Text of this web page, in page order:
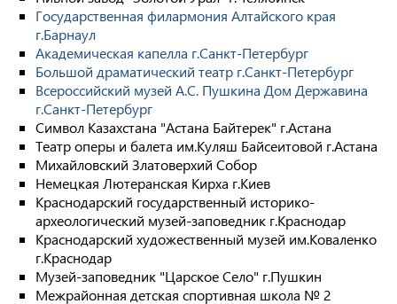
Государственная филармония Алтайского края
г.Барнаул
Академическая капелла г.Санкт-Петербург
Большой драматический театр г.Санкт-Петербург
Всероссийский музей А.С. Пушкина Дом Державина
г.Санкт-Петербург
Символ Казахстана "Астана Байтерек" г.Астана
Театр оперы и балета им.Куляш Байсеитовой г.Астана
Михайловский Златоверхий Собор
Немецкая Лютеранская Кирха г.Киев
Краснодарский государственный историко-
археологический музей-заповедник г.Краснодар
Краснодарский художественный музей им.Коваленко
г.Краснодар
Музей-заповедник "Царское Село" г.Пушкин
Межрайонная детская спортивная школа № 2